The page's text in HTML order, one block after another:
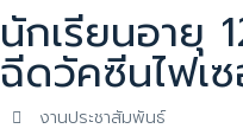
นักเรียนอายุ
ฉีดวัคซีนไฟเ
งานประชาสัมพันธ์